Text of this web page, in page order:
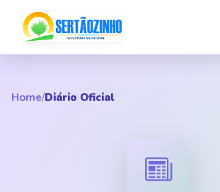
Home/Diário Oficial